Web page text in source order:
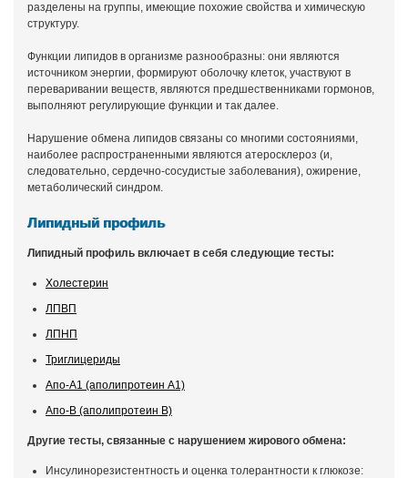
разделены на группы, имеющие похожие свойства и химическую
структуру.
Функции липидов в организме разнообразны: они являются
источником энергии, формируют оболочку клеток, участвуют в
переваривании веществ, являются предшественниками гормонов,
выполняют регулирующие функции и так далее.
Нарушение обмена липидов связаны со многими состояниями,
наиболее распространенными являются атеросклероз (и,
следовательно, сердечно-сосудистые заболевания), ожирение,
метаболический синдром.
Липидный профиль
Липидный профиль включает в себя следующие тесты:
Холестерин
ЛПВП
ЛПНП
Триглицериды
Апо-А1 (аполипротеин А1)
Апо-В (аполипротеин В)
Другие тесты, связанные с нарушением жирового обмена:
Инсулинорезистентность и оценка толерантности к глюкозе: